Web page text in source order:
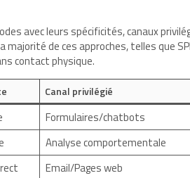
avec leurs spécificités, canaux
de ces approches, telles que
contact physique.
Canal privilégié
Formulaires/chatbots
Analyse comportementale
Email/Pages web